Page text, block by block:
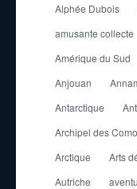
Alphée Dubois
amusante collecte
Amérique du Sud
Anjouan
Antarctique
Archipel des
Arctique
Arts
Autriche